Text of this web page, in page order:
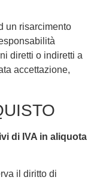
un risarcimento
diretti o indiretti a
accettazione,
di IVA in aliquota
il diritto di